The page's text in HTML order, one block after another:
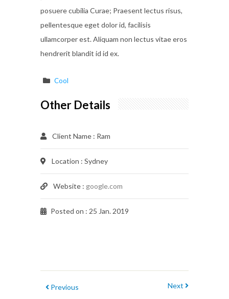
posuere cubilia Curae; Praesent lectus risus,
pellentesque eget dolor id, facilisis
ullamcorper est. Aliquam non lectus vitae eros
hendrerit blandit id id ex.
Cool
Other Details
Client Name : Ram
Location : Sydney
Website : google.com
Posted on : 25 Jan. 2019
Previous Next